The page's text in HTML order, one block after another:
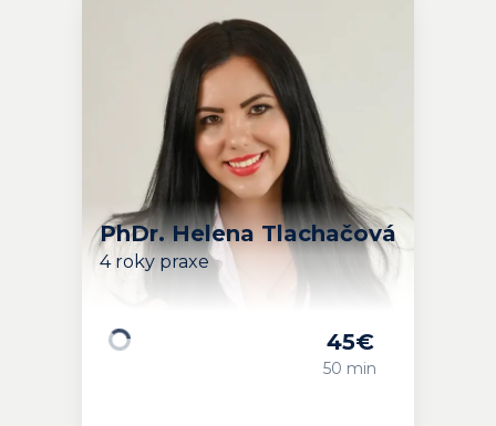
PhDr. Helena Tlachačová
4 roky praxe
45€
50 min